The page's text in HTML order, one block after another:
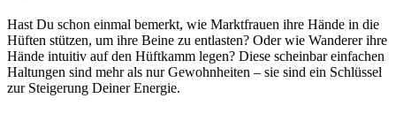
Hast Du schon einmal bemerkt, wie Marktfrauen ihre Hände in die
Hüften stützen, um ihre Beine zu entlasten? Oder wie Wanderer ihre
Hände intuitiv auf den Hüftkamm legen? Diese scheinbar einfachen
Haltungen sind mehr als nur Gewohnheiten – sie sind ein Schlüssel
zur Steigerung Deiner Energie.